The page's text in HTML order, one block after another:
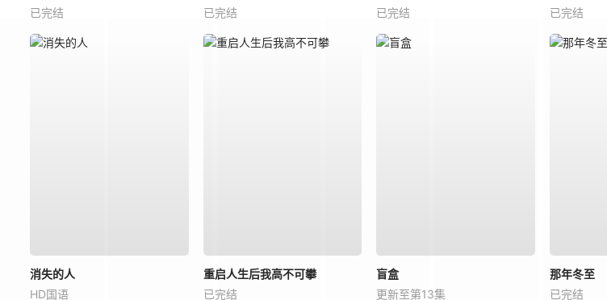
已完结
已完结
已完结
已完结
消失的人
HD国语
重启人生后我高不可攀
已完结
盲盒
更新至第13集
那年冬至
已完结